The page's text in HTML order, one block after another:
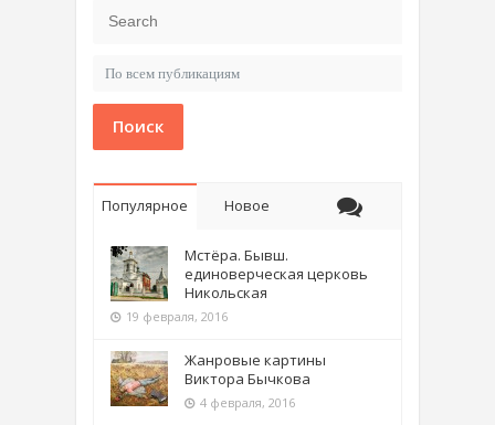
Поиск
Популярное Новое
Мстёра. Бывш.
единоверческая церковь
Никольская
19 февраля, 2016
Жанровые картины
Виктора Бычкова
4 февраля, 2016